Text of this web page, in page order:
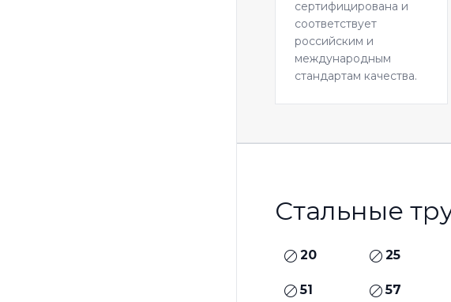
сертифицирована и
соответствует
российским и
международным
стандартам качества.
Стальные
20 25
51 57